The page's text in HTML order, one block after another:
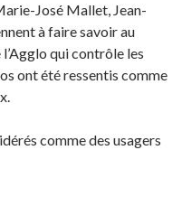
José Mallet, Jean-
à faire savoir au
l’Agglo qui contrôle les
ont été ressentis comme
comme des usagers